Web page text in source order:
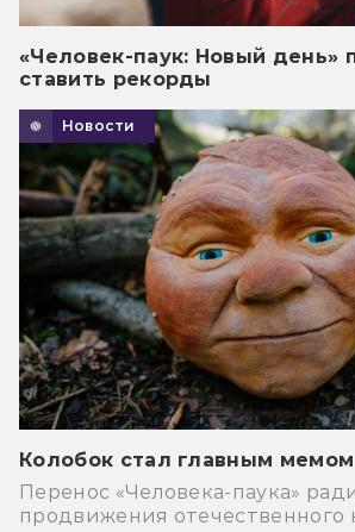
«Человек-паук: Новый день»
ставить рекорды
Новости
Колобок стал главным мемом
Перенос «Человека-паука»
продвижения отечественного